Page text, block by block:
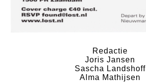
Redactie
Joris Jansen
Sascha Landshoff
Alma Mathijsen